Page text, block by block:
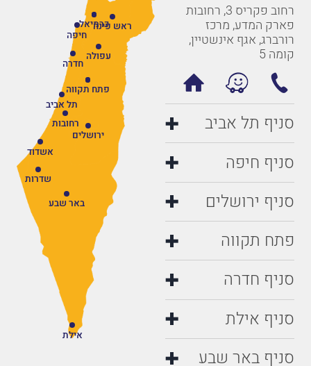
רחוב פקריס 3, רחובות
פארק המדע, מרכז
רורברג, אגף אינשטיין,
קומה 5
סניף תל אביב
סניף חיפה
סניף ירושלים
פתח תקווה
סניף חדרה
סניף אילת
סניף באר שבע
רחובות
תל אביב
חיפה
ירושלים
פתח תקווה
חדרה
אילת
באר שבע
אשדוד
שדרות
עפולה
ראש פינהכרמיאל